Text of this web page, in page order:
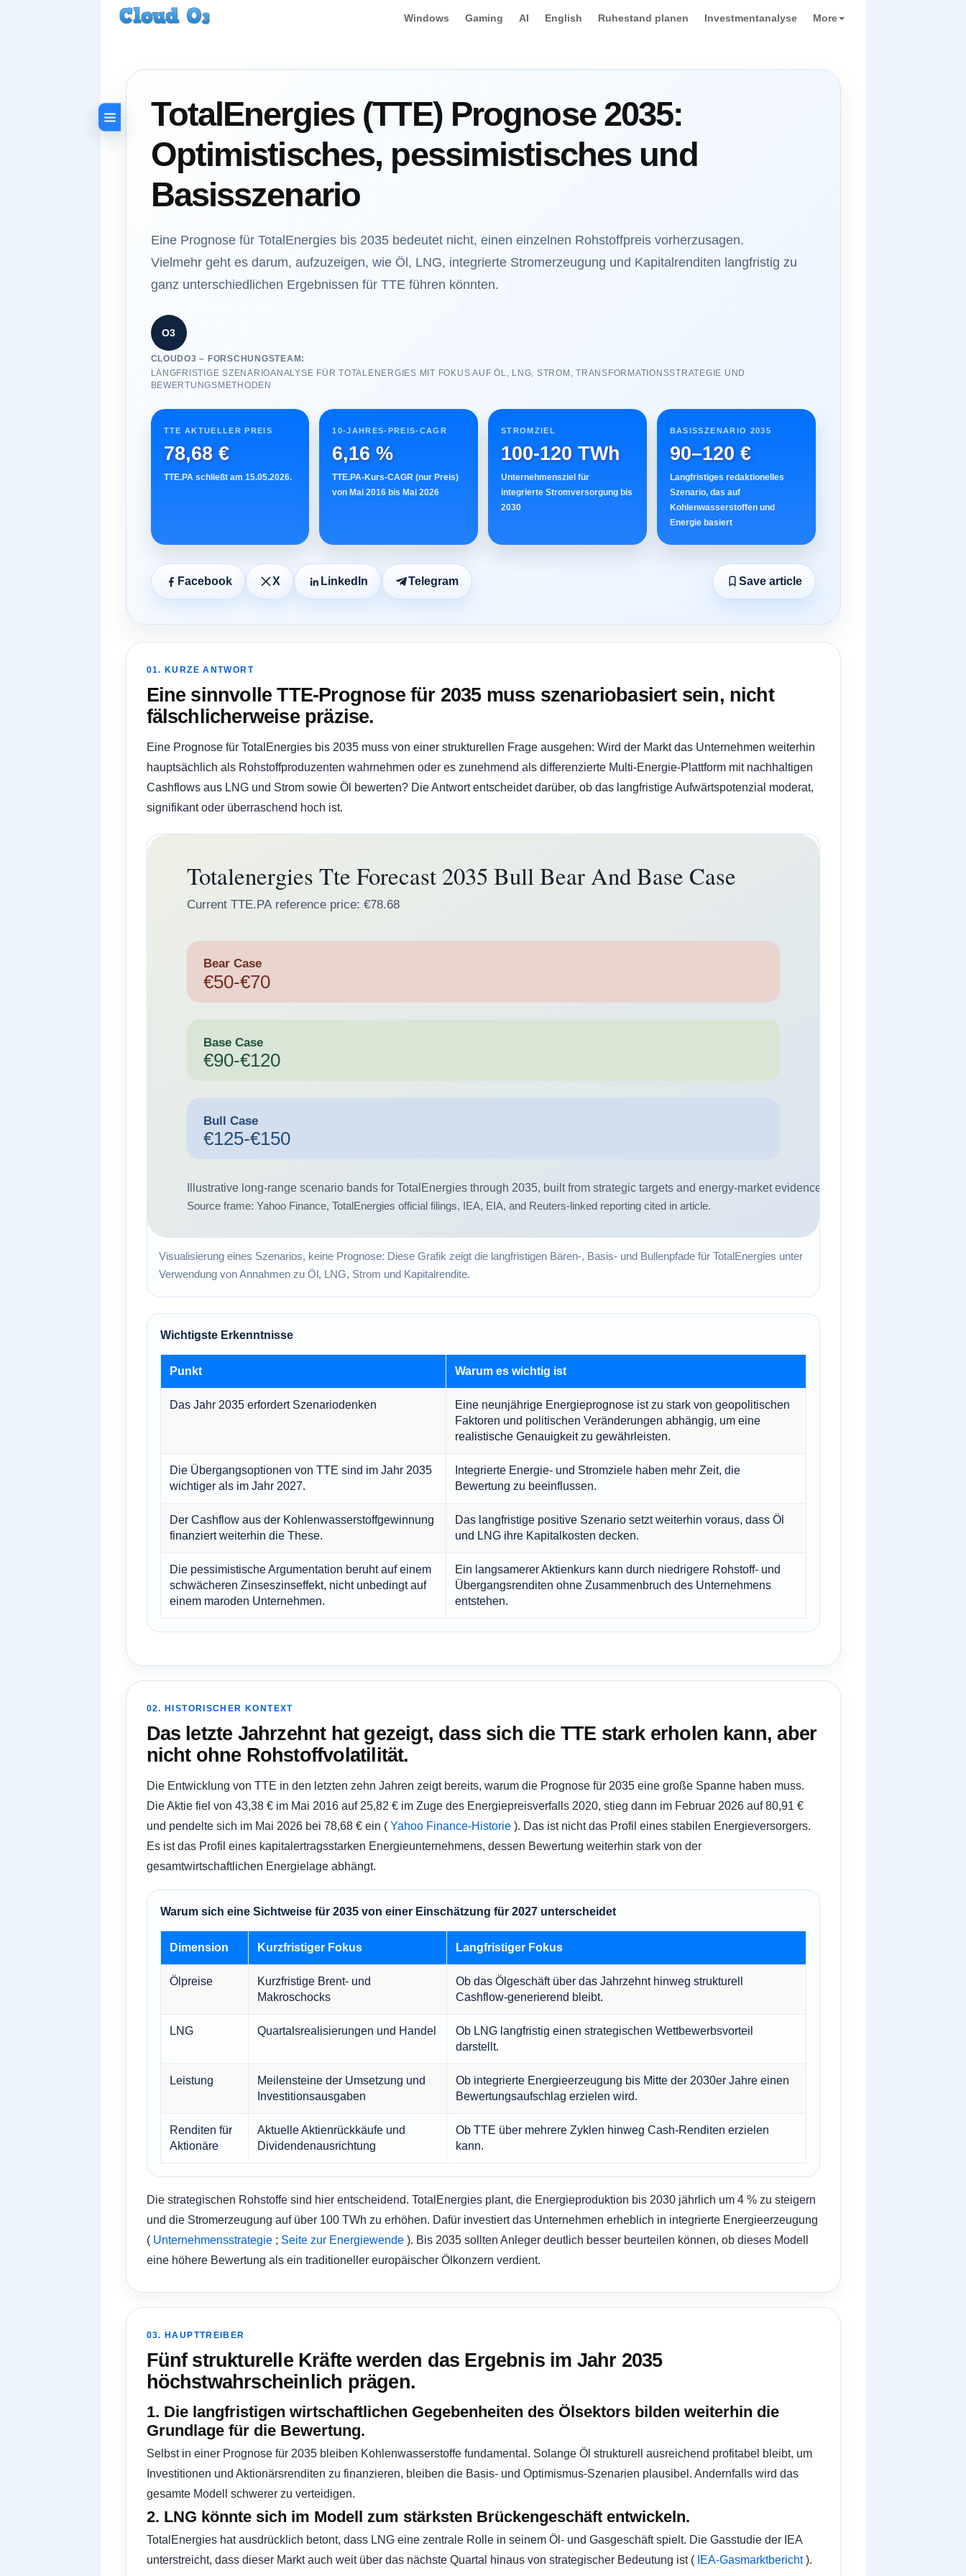
Windows Gaming AI English Ruhestand planen Investmentanalyse More
TotalEnergies (TTE) Prognose 2035:
Optimistisches, pessimistisches und
Basisszenario
Eine Prognose für TotalEnergies bis 2035 bedeutet nicht, einen einzelnen Rohstoffpreis vorherzusagen.
Vielmehr geht es darum, aufzuzeigen, wie Öl, LNG, integrierte Stromerzeugung und Kapitalrenditen langfristig zu
ganz unterschiedlichen Ergebnissen für TTE führen könnten.
O3
CLOUDO3 – FORSCHUNGSTEAM:
LANGFRISTIGE SZENARIOANALYSE FÜR TOTALENERGIES MIT FOKUS AUF ÖL, LNG, STROM, TRANSFORMATIONSSTRATEGIE UND
BEWERTUNGSMETHODEN
TTE AKTUELLER PREIS
78,68 €
TTE.PA schließt am 15.05.2026.
10-JAHRES-PREIS-CAGR
6,16 %
TTE.PA-Kurs-CAGR (nur Preis)
von Mai 2016 bis Mai 2026
STROMZIEL
100-120 TWh
Unternehmensziel für
integrierte Stromversorgung bis
2030
BASISSZENARIO 2035
90–120 €
Langfristiges redaktionelles
Szenario, das auf
Kohlenwasserstoffen und
Energie basiert
Facebook X LinkedIn Telegram Save article
01. KURZE ANTWORT
Eine sinnvolle TTE-Prognose für 2035 muss szenariobasiert sein, nicht
fälschlicherweise präzise.
Eine Prognose für TotalEnergies bis 2035 muss von einer strukturellen Frage ausgehen: Wird der Markt das Unternehmen weiterhin
hauptsächlich als Rohstoffproduzenten wahrnehmen oder es zunehmend als differenzierte Multi-Energie-Plattform mit nachhaltigen
Cashflows aus LNG und Strom sowie Öl bewerten? Die Antwort entscheidet darüber, ob das langfristige Aufwärtspotenzial moderat,
signifikant oder überraschend hoch ist.
Visualisierung eines Szenarios, keine Prognose: Diese Grafik zeigt die langfristigen Bären-, Basis- und Bullenpfade für TotalEnergies unter
Verwendung von Annahmen zu Öl, LNG, Strom und Kapitalrendite.
Wichtigste Erkenntnisse
Punkt Warum es wichtig ist
Das Jahr 2035 erfordert Szenariodenken
Eine neunjährige Energieprognose ist zu stark von geopolitischen
Faktoren und politischen Veränderungen abhängig, um eine
realistische Genauigkeit zu gewährleisten.
Die Übergangsoptionen von TTE sind im Jahr 2035
wichtiger als im Jahr 2027.
Integrierte Energie- und Stromziele haben mehr Zeit, die
Bewertung zu beeinflussen.
Der Cashflow aus der Kohlenwasserstoffgewinnung
finanziert weiterhin die These.
Das langfristige positive Szenario setzt weiterhin voraus, dass Öl
und LNG ihre Kapitalkosten decken.
Die pessimistische Argumentation beruht auf einem
schwächeren Zinseszinseffekt, nicht unbedingt auf
einem maroden Unternehmen.
Ein langsamerer Aktienkurs kann durch niedrigere Rohstoff- und
Übergangsrenditen ohne Zusammenbruch des Unternehmens
entstehen.
02. HISTORISCHER KONTEXT
Das letzte Jahrzehnt hat gezeigt, dass sich die TTE stark erholen kann, aber
nicht ohne Rohstoffvolatilität.
Die Entwicklung von TTE in den letzten zehn Jahren zeigt bereits, warum die Prognose für 2035 eine große Spanne haben muss.
Die Aktie fiel von 43,38 € im Mai 2016 auf 25,82 € im Zuge des Energiepreisverfalls 2020, stieg dann im Februar 2026 auf 80,91 €
und pendelte sich im Mai 2026 bei 78,68 € ein ( Yahoo Finance-Historie). Das ist nicht das Profil eines stabilen Energieversorgers.
Es ist das Profil eines kapitalertragsstarken Energieunternehmens, dessen Bewertung weiterhin stark von der
gesamtwirtschaftlichen Energielage abhängt.
Warum sich eine Sichtweise für 2035 von einer Einschätzung für 2027 unterscheidet
Dimension Kurzfristiger Fokus Langfristiger Fokus
Ölpreise
Kurzfristige Brent- und
Makroschocks
Ob das Ölgeschäft über das Jahrzehnt hinweg strukturell
Cashflow-generierend bleibt.
LNG Quartalsrealisierungen und Handel
Ob LNG langfristig einen strategischen Wettbewerbsvorteil
darstellt.
Leistung
Meilensteine ​​der Umsetzung und
Investitionsausgaben
Ob integrierte Energieerzeugung bis Mitte der 2030er Jahre einen
Bewertungsaufschlag erzielen wird.
Renditen für
Aktionäre
Aktuelle Aktienrückkäufe und
Dividendenausrichtung
Ob TTE über mehrere Zyklen hinweg Cash-Renditen erzielen
kann.
Die strategischen Rohstoffe sind hier entscheidend. TotalEnergies plant, die Energieproduktion bis 2030 jährlich um 4 % zu steigern
und die Stromerzeugung auf über 100 TWh zu erhöhen. Dafür investiert das Unternehmen erheblich in integrierte Energieerzeugung
( Unternehmensstrategie; Seite zur Energiewende). Bis 2035 sollten Anleger deutlich besser beurteilen können, ob dieses Modell
eine höhere Bewertung als ein traditioneller europäischer Ölkonzern verdient.
03. HAUPTTREIBER
Fünf strukturelle Kräfte werden das Ergebnis im Jahr 2035
höchstwahrscheinlich prägen.
1. Die langfristigen wirtschaftlichen Gegebenheiten des Ölsektors bilden weiterhin die
Grundlage für die Bewertung.
Selbst in einer Prognose für 2035 bleiben Kohlenwasserstoffe fundamental. Solange Öl strukturell ausreichend profitabel bleibt, um
Investitionen und Aktionärsrenditen zu finanzieren, bleiben die Basis- und Optimismus-Szenarien plausibel. Andernfalls wird das
gesamte Modell schwerer zu verteidigen.
2. LNG könnte sich im Modell zum stärksten Brückengeschäft entwickeln.
TotalEnergies hat ausdrücklich betont, dass LNG eine zentrale Rolle in seinem Öl- und Gasgeschäft spielt. Die Gasstudie der IEA
unterstreicht, dass dieser Markt auch weit über das nächste Quartal hinaus von strategischer Bedeutung ist ( IEA-Gasmarktbericht).